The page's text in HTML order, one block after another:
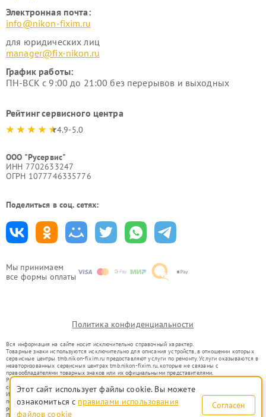
Мы принимаем
все формы оплаты
Электронная почта:
info@nikon-fixim.ru
для юридических лиц
manager@fix-nikon.ru
График работы:
ПН-ВСК с 9:00 до 21:00 без перерывов и выходных
Рейтинг сервисного центра
4.9-5.0
ООО "Русервис"
ИНН 7702633247
ОГРН 1077746335776
Поделиться в соц. сетях:
Политика конфиденциальности
Вся информация на сайте носит исключительно справочный характер.
Товарные знаки используются исключительно для описания устройств, в отношении которых
сервисные центры tmb.nikon-fixim.ru предоставляют услуги по ремонту. Услуги оказываются в
неавторизованных сервисных центрах tmb.nikon-fixim.ru, которые не связаны с
правообладателями товарных знаков или их официальными представителями.
Ремонт осуществляется для устройств, уже введенных в гражданский оборот в соответствии
со статьей 1487 ГК РФ.
Использование товарных знаков не преследует цели индивидуализации услуг или введения
потребителей в заблуждение, а служит для информирования о предоставляемых услугах по
ремонту техники указанных брендов.
Представленная на сайте информация не является публичной офертой, определяемой
Этот сайт использует файлы cookie. Вы можете
ознакомиться с правилами использования
файлов cookie
Согласен